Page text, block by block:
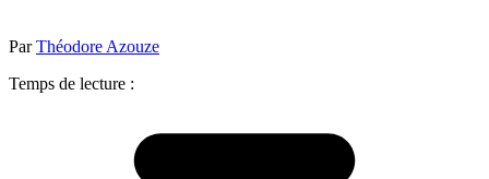
ParThéodore Azouze
Temps de lecture :